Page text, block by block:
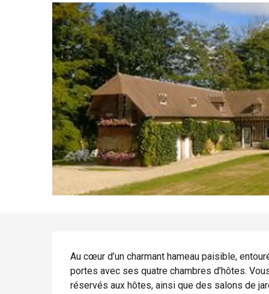
Pour profiter
Tout l'agenda
Eté
Quand il pleut
Avec les enfants
Entre amis
Incontournables
Lieux branchés
Meilleurs brunch
Restaurants avec vue
Bien de chez nous !
Séjours en bord de
mer
Séjours en train
Séjours à vélo
Au cœur d’un charmant hameau paisible,
portes avec ses quatre chambres d’hôtes.
réservés aux hôtes, ainsi que des salons de